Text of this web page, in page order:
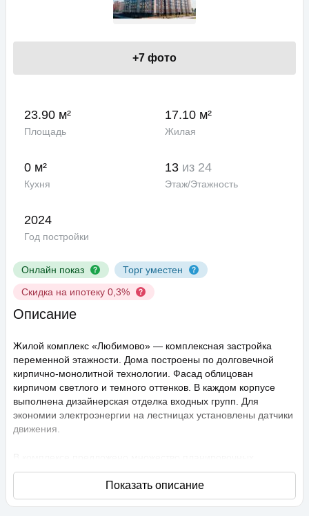
Онлайн показ
Торг уместен
Скидка на ипотеку 0,3%
+7 фото
23.90 м²
Площадь
17.10 м²
Жилая
0 м²
Кухня
13 из 24
Этаж/Этажность
2024
Год постройки
Описание
Жилой комплекс «Любимово» — комплексная застройка
переменной этажности. Дома построены по долговечной
кирпично-монолитной технологии. Фасад облицован
кирпичом светлого и темного оттенков. В каждом корпусе
выполнена дизайнерская отделка входных групп. Для
экономии электроэнергии на лестницах установлены датчики
движения.
решений: в наличии квартиры, как классического типа, так и
европланировки. Они сдаются с подчистовой отделкой,
высота потолков составляет 2,75 метра. В квартирах